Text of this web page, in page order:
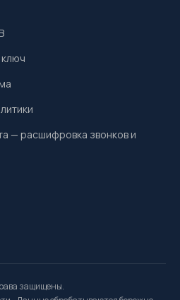
— расшифровка звонков и
защищены.